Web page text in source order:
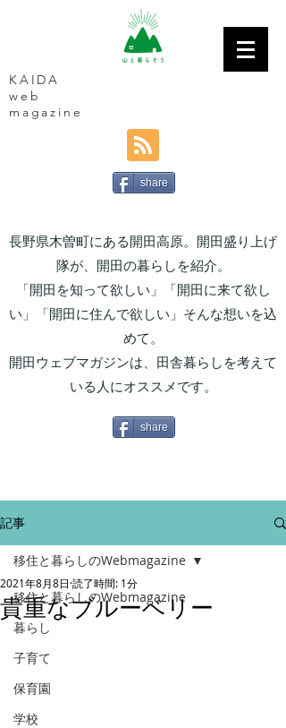
KAIDA
web
magazine
share
長野県木曽町にある開田高原。開田盛り上げ
隊が、開田の暮らしを紹介。
「開田を知って欲しい」「開田に来て欲し
い」「開田に住んで欲しい」そんな想いを込
めて。
開田ウェブマガジンは、田舎暮らしを考えて
いる人にオススメです。
share
記事
移住と暮らしのWebmagazine
暮らし
子育て
保育園
学校
移住と暮らしのWebmagazine
貴重なブルーベリー
2021年8月8日 読了時間: 1分